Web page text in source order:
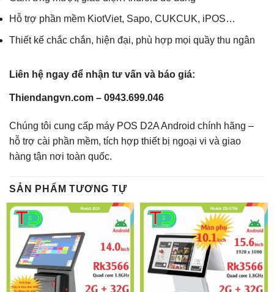
Hỗ trợ phần mềm KiotViet, Sapo, CUKCUK, iPOS…
Thiết kế chắc chắn, hiện đại, phù hợp mọi quầy thu ngân
Liên hệ ngay để nhận tư vấn và báo giá:
Thiendangvn.com – 0943.699.046
Chúng tôi cung cấp máy POS D2A Android chính hãng –
hỗ trợ cài phần mềm, tích hợp thiết bị ngoại vi và giao
hàng tận nơi toàn quốc.
SẢN PHẨM TƯƠNG TỰ